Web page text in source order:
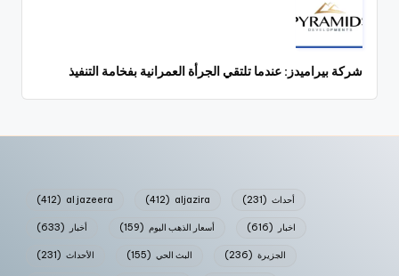
شركة بيراميدز: عندما تلتقي الجرأة العمرانية بفخامة التنفيذ
al jazeera
(412) aljazira
(412) أحداث (231)
أخبار (633) أسعار الذهب اليوم (159) اخبار (616)
الأحداث (231) البث الحي (155) الجزيرة (236)